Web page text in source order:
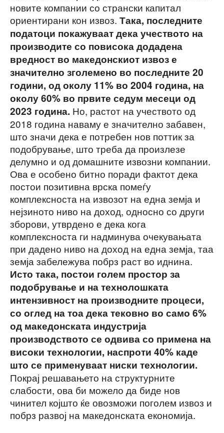
новите компании со странски капитал
ориентирани кон извоз. Така, последните
податоци покажуваат дека учеството на
производите со повисока додадена
вредност во македонскиот извоз е
значително зголемено во последните 20
години, од околу 11% во 2004 година, на
околу 60% во првите седум месеци од
2023 година. Но, растот на учеството од
2018 година наваму е значително забавен,
што значи дека е потребен нов поттик за
подобрување, што треба да произлезе
делумно и од домашните извозни компании.
Ова е особено битно поради фактот дека
постои позитивна врска помеѓу
комплексноста на извозот на една земја и
нејзиното ниво на доход, односно со други
зборови, утврдено е дека кога
комплексноста ги надминува очекувањата
при дадено ниво на доход на една земја, таа
земја забележува побрз раст во иднина.
Исто така, постои голем простор за
подобрување и на технолошката
интензивност на производните процеси,
со оглед на тоа дека тековно во само 6%
од македонската индустрија
производството се одвива со примена на
високи технологии, наспроти 40% каде
што се применуваат ниски технологии.
Покрај решавањето на структурните
слабости, ова би можело да биде нов
чинител којшто ќе овозможи поголем извоз и
побрз развој на македонската економија.